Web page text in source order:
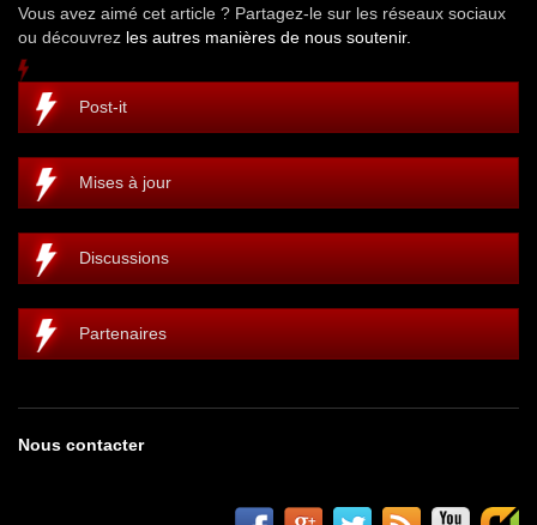
Vous avez aimé cet article ? Partagez-le sur les réseaux sociaux
ou découvrez les autres manières de nous soutenir.
Post-it
Mises à jour
Discussions
Partenaires
Nous contacter